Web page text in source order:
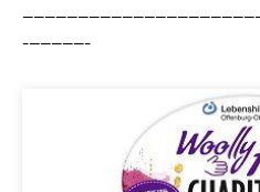
------------